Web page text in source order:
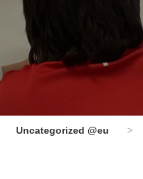
Uncategorized @eu >